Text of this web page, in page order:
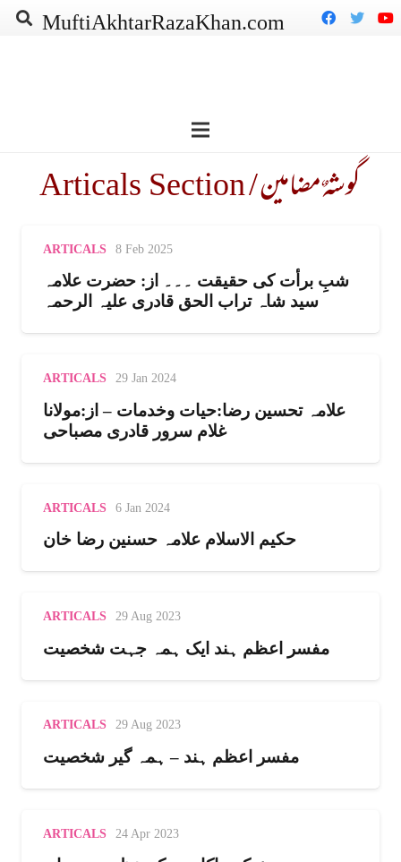
MuftiAkhtarRazaKhan.com
Articals Section /
ARTICALS 8 Feb 2025
شبِ برأت کی حقیقت ۔۔۔ از: حضرت علامہ
سید شاہ تراب الحق قادری علیہ الرحمہ
ARTICALS 29 Jan 2024
علامہ تحسین رضا:حیات وخدمات – از:مولانا
غلام سرور قادری مصباحی
ARTICALS 6 Jan 2024
حکیم الاسلام علامہ حسنین رضا خان
ARTICALS 29 Aug 2023
مفسر اعظم ہند ایک ہمہ جہت شخصیت
ARTICALS 29 Aug 2023
مفسر اعظم ہند – ہمہ گیر شخصیت
ARTICALS 24 Apr 2023